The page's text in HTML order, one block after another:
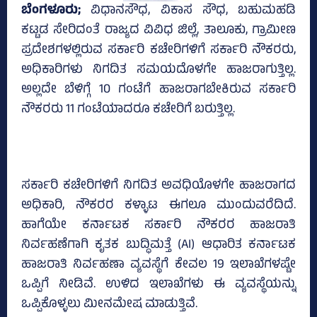
ಬೆಂಗಳೂರು; ವಿಧಾನಸೌಧ, ವಿಕಾಸ ಸೌಧ, ಬಹುಮಹಡಿ
ಕಟ್ಟಡ ಸೇರಿದಂತೆ ರಾಜ್ಯದ ವಿವಿಧ ಜಿಲ್ಲೆ, ತಾಲೂಕು, ಗ್ರಾಮೀಣ
ಪ್ರದೇಶಗಳಲ್ಲಿರುವ ಸರ್ಕಾರಿ ಕಚೇರಿಗಳಿಗೆ ಸರ್ಕಾರಿ ನೌಕರರು,
ಅಧಿಕಾರಿಗಳು ನಿಗದಿತ ಸಮಯದೊಳಗೇ ಹಾಜರಾಗುತ್ತಿಲ್ಲ.
ಅಲ್ಲದೇ ಬೆಳಿಗ್ಗೆ 10 ಗಂಟೆಗೆ ಹಾಜರಾಗಬೇಕಿರುವ ಸರ್ಕಾರಿ
ನೌಕರರು 11 ಗಂಟೆಯಾದರೂ ಕಚೇರಿಗೆ ಬರುತ್ತಿಲ್ಲ.
ಸರ್ಕಾರಿ ಕಚೇರಿಗಳಿಗೆ ನಿಗದಿತ ಅವಧಿಯೊಳಗೇ ಹಾಜರಾಗದ
ಅಧಿಕಾರಿ, ನೌಕರರ ಕಳ್ಳಾಟ ಈಗಲೂ ಮುಂದುವರೆದಿದೆ.
ಹಾಗೆಯೇ ಕರ್ನಾಟಕ ಸರ್ಕಾರಿ ನೌಕರರ ಹಾಜರಾತಿ
ನಿರ್ವಹಣೆಗಾಗಿ ಕೃತಕ ಬುದ್ಧಿಮತ್ತೆ (AI) ಆಧಾರಿತ ಕರ್ನಾಟಕ
ಹಾಜರಾತಿ ನಿರ್ವಹಣಾ ವ್ಯವಸ್ಥೆಗೆ ಕೇವಲ 19 ಇಲಾಖೆಗಳಷ್ಟೇ
ಒಪ್ಪಿಗೆ ನೀಡಿವೆ. ಉಳಿದ ಇಲಾಖೆಗಳು ಈ ವ್ಯವಸ್ಥೆಯನ್ನು
ಒಪ್ಪಿಕೊಳ್ಳಲು ಮೀನಮೇಷ ಮಾಡುತ್ತಿವೆ.